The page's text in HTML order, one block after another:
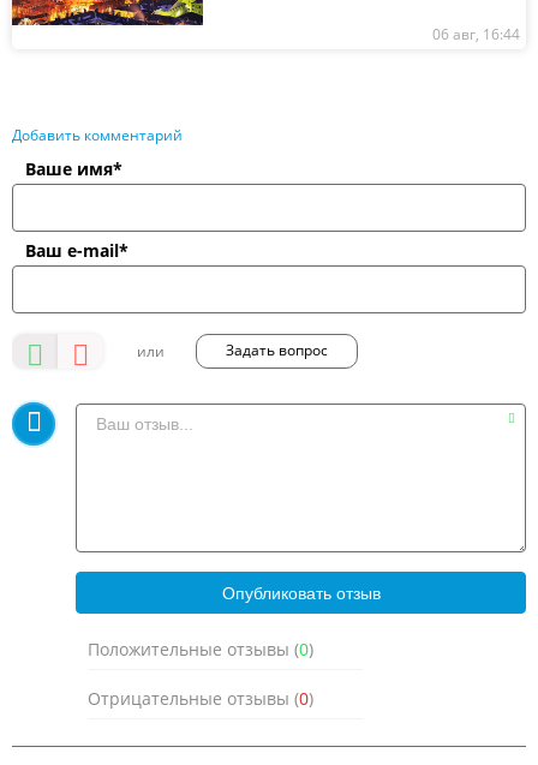
06 авг, 16:44
Добавить комментарий
Ваше имя*
Ваш e-mail*
Задать вопрос
Положительные отзывы (0)
Отрицательные отзывы (0)